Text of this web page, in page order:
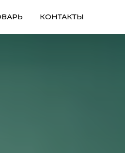
КОНТАКТЫ